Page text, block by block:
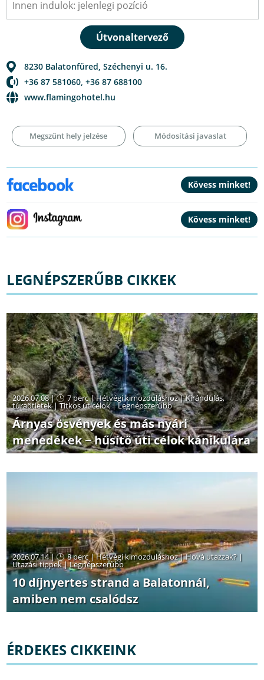
8230 Balatonfüred,Széchenyi u. 16.
+36 87 581060, +36 87 688100
www.flamingohotel.hu
Megszűnt hely jelzése Módosítási javaslat
LEGNÉPSZERŰBB CIKKEK
2026.07.08 | 7 perc|Hétvégi kimozduláshoz|Kirándulás,
túraötletek|Titkos úticélok|Legnépszerűbb
Árnyas ösvények és más nyári
menedékek − hűsítő úti célok kánikulára
2026.07.14 | 8 perc|Hétvégi kimozduláshoz|Hová utazzak? |
Utazási tippek|Legnépszerűbb
10 díjnyertes strand a Balatonnál,
amiben nem csalódsz
ÉRDEKES CIKKEINK